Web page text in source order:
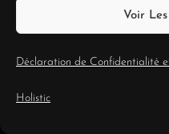
Voir
Déclaration de Confidentialité
Holistic
ouvert